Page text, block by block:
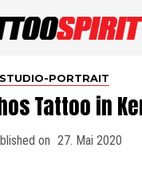
STUDIO-PORTRAIT
Tattoo in
on 27. Mai 2020